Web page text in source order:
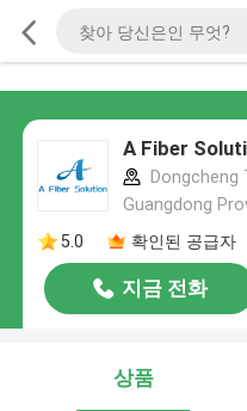
A Fiber
Dongcheng
Guangdong
5.0
확인된 공급자
지금 전화
상품